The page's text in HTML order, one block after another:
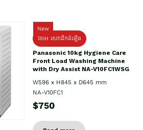
New
ថែម៖ សេវាដឹកដំឡើង
Panasonic 10kg Hygiene Care
Front Load Washing Machine
with Dry Assist NA-V10FC1WSG
W596 x H845 x D645 mm
NA-V10FC1
$750